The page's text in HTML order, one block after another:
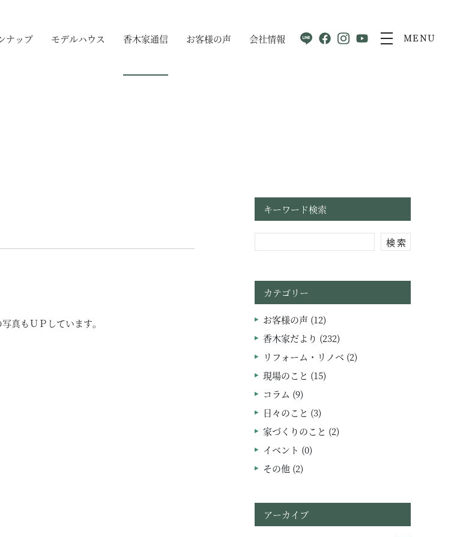
ナップ モデルハウス 香木家通信 お客様の声 会社情報 MENU
真もＵＰしています。
キーワード検索
検 索
カテゴリー
お客様の声 (12)
香木家だより (232)
リフォーム・リノベ (2)
現場のこと (15)
コラム (9)
日々のこと (3)
家づくりのこと (2)
イベント (0)
その他 (2)
アーカイブ